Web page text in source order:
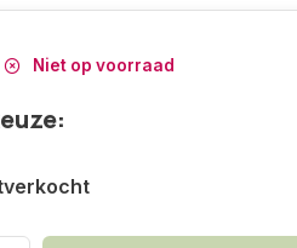
Niet op voorraad